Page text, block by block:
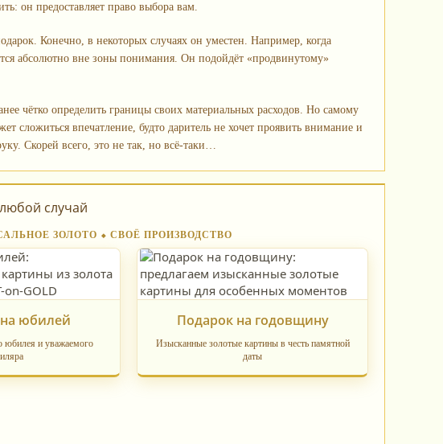
он предоставляет право выбора вам.
Конечно, в некоторых случаях он уместен. Например, когда
абсолютно вне зоны понимания. Он подойдёт «продвинутому»
чётко определить границы своих материальных расходов. Но самому
сложиться впечатление, будто даритель не хочет проявить внимание и
Скорей всего, это не так, но всё‑таки…
случай
ЗОЛОТО ⬥ СВОЁ ПРОИЗВОДСТВО
юбилей
юбилея и уважаемого
Подарок на годовщину
Изысканные золотые картины в честь памятной
даты